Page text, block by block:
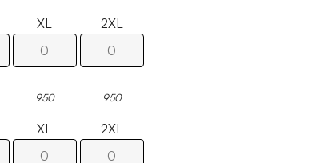
XL
950
2XL
950
XL 2XL